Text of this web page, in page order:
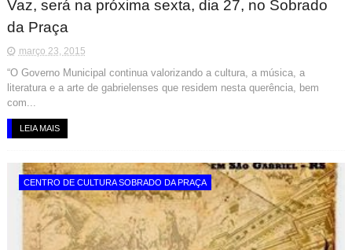
Vaz, será na próxima sexta, dia 27, no Sobrado
da Praça
março 23, 2015
“O Governo Municipal continua valorizando a cultura, a música, a
literatura e a arte de gabrielenses que residem nesta querência, bem
com...
LEIA MAIS
CENTRO DE CULTURA SOBRADO DA PRAÇA